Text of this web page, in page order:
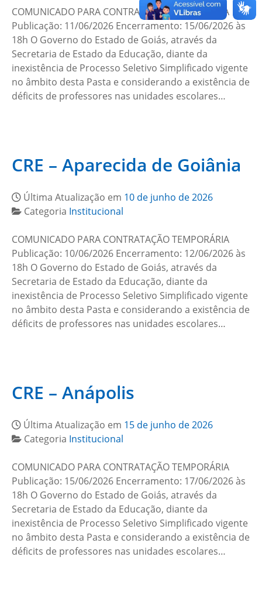
COMUNICADO PARA CONTRATAÇÃO TEMPORÁRIA
Publicação: 11/06/2026 Encerramento: 15/06/2026 às
18h O Governo do Estado de Goiás, através da
Secretaria de Estado da Educação, diante da
inexistência de Processo Seletivo Simplificado vigente
no âmbito desta Pasta e considerando a existência de
déficits de professores nas unidades escolares…
CRE – Aparecida de Goiânia
Última Atualização em 10 de junho de 2026
Categoria Institucional
COMUNICADO PARA CONTRATAÇÃO TEMPORÁRIA
Publicação: 10/06/2026 Encerramento: 12/06/2026 às
18h O Governo do Estado de Goiás, através da
Secretaria de Estado da Educação, diante da
inexistência de Processo Seletivo Simplificado vigente
no âmbito desta Pasta e considerando a existência de
déficits de professores nas unidades escolares…
CRE – Anápolis
Última Atualização em 15 de junho de 2026
Categoria Institucional
COMUNICADO PARA CONTRATAÇÃO TEMPORÁRIA
Publicação: 15/06/2026 Encerramento: 17/06/2026 às
18h O Governo do Estado de Goiás, através da
Secretaria de Estado da Educação, diante da
inexistência de Processo Seletivo Simplificado vigente
no âmbito desta Pasta e considerando a existência de
déficits de professores nas unidades escolares…